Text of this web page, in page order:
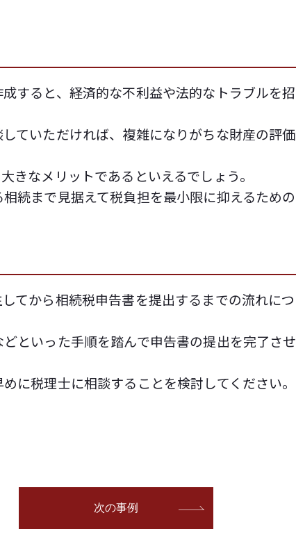
すると、経済的な不利益や法的なトラブルを招
ていただければ、複雑になりがちな財産の評価
きなメリットであるといえるでしょう。
続まで見据えて税負担を最小限に抑えるための
てから相続税申告書を提出するまでの流れにつ
といった手順を踏んで申告書の提出を完了させ
に税理士に相談することを検討してください。
次の事例